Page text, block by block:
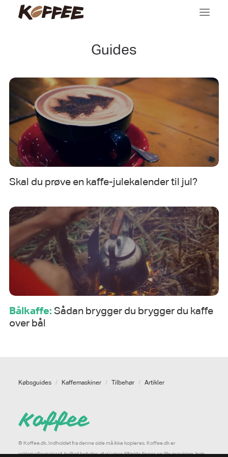
Købsguides
Viden
Om os
Search
Guides
Skal du prøve en kaffe-julekalender til jul?
Bålkaffe: Sådan brygger du brygger du kaffe
over bål
Købsguides / Kaffemaskiner / Tilbehør / Artikler
© Koffee.dk. Indholdet fra denne side må ikke kopieres. Koffee.dk er
reklamefinansieret, hvilket betyder, at vi i visse tilfælde tjener en lille provision, hvis